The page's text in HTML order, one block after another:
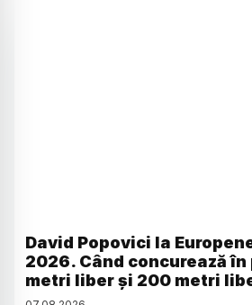
David Popovici la
2026. Când concurează în
metri liber și 200 metri